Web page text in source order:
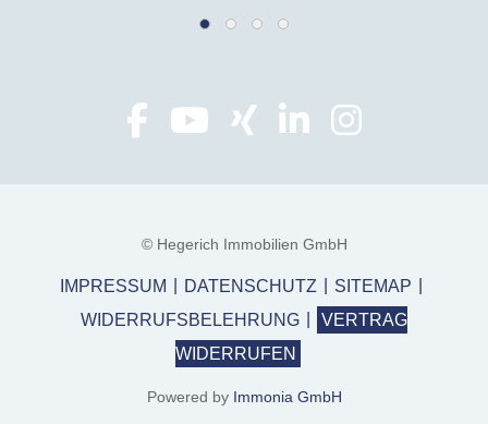
© Hegerich Immobilien GmbH
IMPRESSUM DATENSCHUTZ
SITEMAP
WIDERRUFSBELEHRUNG
VERTRAG
WIDERRUFEN
Powered by Immonia GmbH